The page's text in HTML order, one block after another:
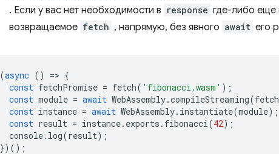
. Если у вас нет необходимости в response где-либо еще
возвращаемое fetch , напрямую, без явного await его
(async () => {
const fetchPromise = fetch( 'fibonacci.wasm' );
const module = await WebAssembly.compileStreaming(
const instance = await WebAssembly. instantiate(module);
const result = instance. exports . fibonacci (42);
console. log(result);
})();